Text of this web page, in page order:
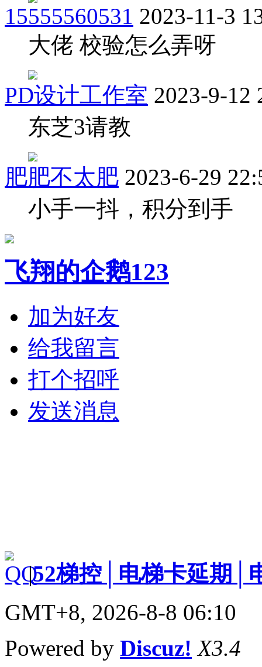
15555560531 2023-11-3
大佬 校验怎么弄呀
PD设计工作室 2023-9-12
东芝3请教
肥肥不太肥 2023-6-29
小手一抖，积分到手
飞翔的企鹅123
加为好友
给我留言
打个招呼
发送消息
|52梯控│电梯卡延期│
GMT+8, 2026-8-8 06:10
Powered by Discuz! X3.4